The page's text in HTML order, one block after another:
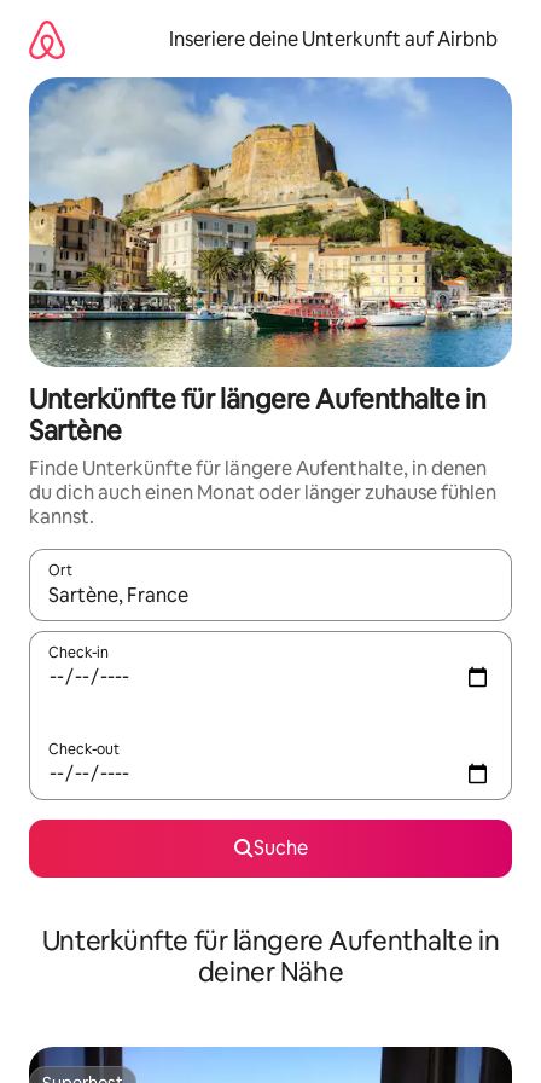
Inhalten
springen
Inseriere deine Unterkunft auf Airbnb
Unterkünfte für längere Aufenthalte in
Sartène
Finde Unterkünfte für längere Aufenthalte, in denen
du dich auch einen Monat oder länger zuhause fühlen
kannst.
Ort
Wenn Ergebnisse verfügbar sind, navigiere mit den
Check-in
Check-out
Suche
Unterkünfte für längere Aufenthalte in
deiner Nähe